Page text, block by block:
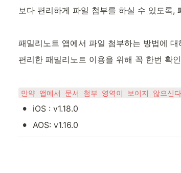
보다 편리하게 파일 첨부를 하실 수 있도록,
패밀리노트 앱에서 파일 첨부하는 방법에
편리한 패밀리노트 이용을 위해 꼭 한번 확
만약 앱에서 문서 첨부 영역이 보이지 않으
• iOS : v1.18.0
• AOS: v1.16.0